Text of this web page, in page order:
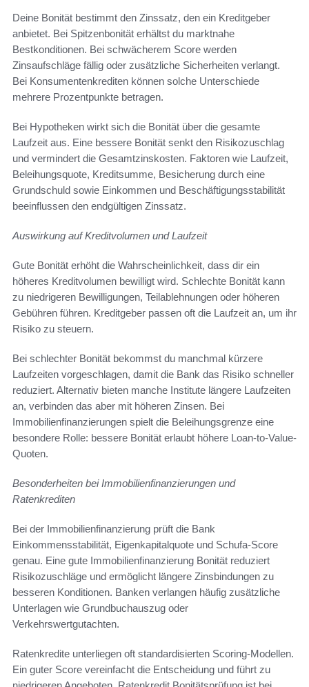
Deine Bonität bestimmt den Zinssatz, den ein Kreditgeber
anbietet. Bei Spitzenbonität erhältst du marktnahe
Bestkonditionen. Bei schwächerem Score werden
Zinsaufschläge fällig oder zusätzliche Sicherheiten verlangt.
Bei Konsumentenkrediten können solche Unterschiede
mehrere Prozentpunkte betragen.
Bei Hypotheken wirkt sich die Bonität über die gesamte
Laufzeit aus. Eine bessere Bonität senkt den Risikozuschlag
und vermindert die Gesamtzinskosten. Faktoren wie Laufzeit,
Beleihungsquote, Kreditsumme, Besicherung durch eine
Grundschuld sowie Einkommen und Beschäftigungsstabilität
beeinflussen den endgültigen Zinssatz.
Auswirkung auf Kreditvolumen und Laufzeit
Gute Bonität erhöht die Wahrscheinlichkeit, dass dir ein
höheres Kreditvolumen bewilligt wird. Schlechte Bonität kann
zu niedrigeren Bewilligungen, Teilablehnungen oder höheren
Gebühren führen. Kreditgeber passen oft die Laufzeit an, um ihr
Risiko zu steuern.
Bei schlechter Bonität bekommst du manchmal kürzere
Laufzeiten vorgeschlagen, damit die Bank das Risiko schneller
reduziert. Alternativ bieten manche Institute längere Laufzeiten
an, verbinden das aber mit höheren Zinsen. Bei
Immobilienfinanzierungen spielt die Beleihungsgrenze eine
besondere Rolle: bessere Bonität erlaubt höhere Loan-to-Value-
Quoten.
Besonderheiten bei Immobilienfinanzierungen und
Ratenkrediten
Bei der Immobilienfinanzierung prüft die Bank
Einkommensstabilität, Eigenkapitalquote und Schufa-Score
genau. Eine gute Immobilienfinanzierung Bonität reduziert
Risikozuschläge und ermöglicht längere Zinsbindungen zu
besseren Konditionen. Banken verlangen häufig zusätzliche
Unterlagen wie Grundbuchauszug oder
Verkehrswertgutachten.
Ratenkredite unterliegen oft standardisierten Scoring-Modellen.
Ein guter Score vereinfacht die Entscheidung und führt zu